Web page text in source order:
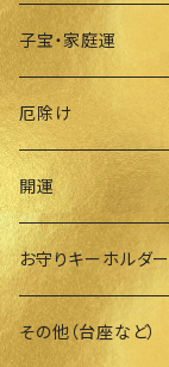
子宝・家庭運
厄除け
開運
お守りキーホルダー
その他（台座など）